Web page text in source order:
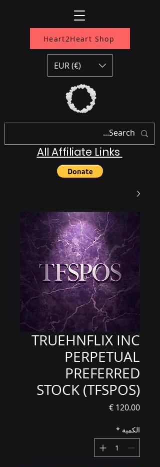
Heart2Heart Shop
All Affiliate Links
EUR (€)
TRUEHNFLIX INC
PERPETUAL
PREFERRED
STOCK (TFSPOS)
السعر
الكمية *